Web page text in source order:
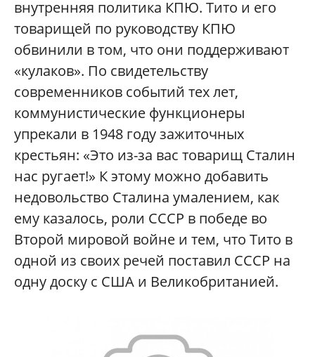
внутренняя политика КПЮ. Тито и его
товарищей по руководству КПЮ
обвинили в том, что они поддерживают
«кулаков». По свидетельству
современников событий тех лет,
коммунистические функционеры
упрекали в 1948 году зажиточных
крестьян: «Это из-за вас товарищ Сталин
нас ругает!» К этому можно добавить
недовольство Сталина умалением, как
ему казалось, роли СССР в победе во
Второй мировой войне и тем, что Тито в
одной из своих речей поставил СССР на
одну доску с США и Великобританией.